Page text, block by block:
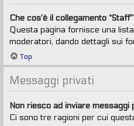
Che cos’è il collegamento
Questa pagina fornisce una
moderatori, dando dettagli sui
Top
Messaggi privati
Non riesco ad inviare messaggi
Ci sono tre ragioni per cui